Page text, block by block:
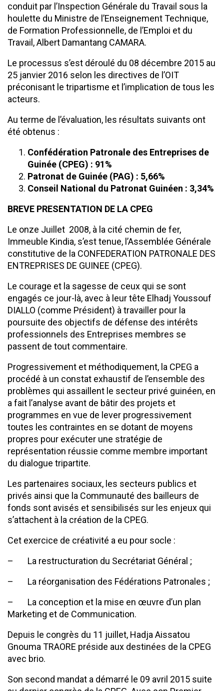
conduit par l’Inspection Générale du Travail sous la
houlette du Ministre de l’Enseignement Technique,
de Formation Professionnelle, de l’Emploi et du
Travail, Albert Damantang CAMARA.
Le processus s’est déroulé du 08 décembre 2015 au
25 janvier 2016 selon les directives de l’OIT
préconisant le tripartisme et l’implication de tous les
acteurs.
Au terme de l’évaluation, les résultats suivants ont
été obtenus :
Confédération Patronale des Entreprises de
Guinée (CPEG) : 91%
Patronat de Guinée (PAG) : 5,66%
Conseil National du Patronat Guinéen : 3,34%
BREVE PRESENTATION DE LA CPEG
Le onze Juillet 2008, à la cité chemin de fer,
Immeuble Kindia, s’est tenue, l’Assemblée Générale
constitutive de la CONFEDERATION PATRONALE DES
ENTREPRISES DE GUINEE (CPEG).
Le courage et la sagesse de ceux qui se sont
engagés ce jour-là, avec à leur tête Elhadj Youssouf
DIALLO (comme Président) à travailler pour la
poursuite des objectifs de défense des intérêts
professionnels des Entreprises membres se
passent de tout commentaire.
Progressivement et méthodiquement, la CPEG a
procédé à un constat exhaustif de l’ensemble des
problèmes qui assaillent le secteur privé guinéen, en
a fait l’analyse avant de bâtir des projets et
programmes en vue de lever progressivement
toutes les contraintes en se dotant de moyens
propres pour exécuter une stratégie de
représentation réussie comme membre important
du dialogue tripartite.
Les partenaires sociaux, les secteurs publics et
privés ainsi que la Communauté des bailleurs de
fonds sont avisés et sensibilisés sur les enjeux qui
s’attachent à la création de la CPEG.
Cet exercice de créativité a eu pour socle :
– La restructuration du Secrétariat Général ;
– La réorganisation des Fédérations Patronales ;
– La conception et la mise en œuvre d’un plan
Marketing et de Communication.
Depuis le congrès du 11 juillet, Hadja Aissatou
Gnouma TRAORE préside aux destinées de la CPEG
avec brio.
Son second mandat a démarré le 09 avril 2015 suite